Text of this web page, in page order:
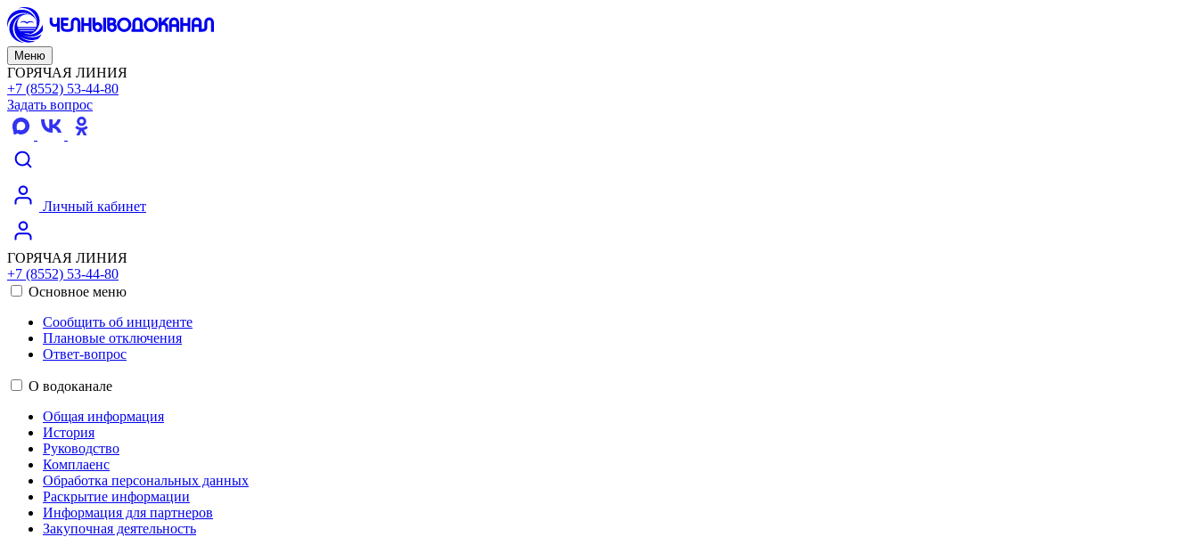
Меню
ГОРЯЧАЯ ЛИНИЯ
+7 (8552) 53-44-80
Задать вопрос
Личный кабинет
ГОРЯЧАЯ ЛИНИЯ
+7 (8552) 53-44-80
Основное меню
Сообщить об инциденте
Плановые отключения
Ответ-вопрос
О водоканале
Общая информация
История
Руководство
Комплаенс
Обработка персональных данных
Раскрытие информации
Информация для партнеров
Закупочная деятельность